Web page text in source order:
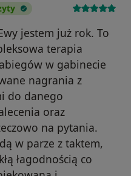
jestem już rok. To
terapia
w gabinecie
nagrania z
do danego
oraz
na pytania.
w parze z taktem,
łagodnością co